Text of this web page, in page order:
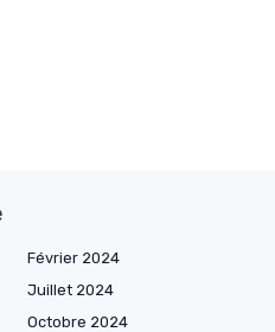
Février 2024
Juillet 2024
Octobre 2024